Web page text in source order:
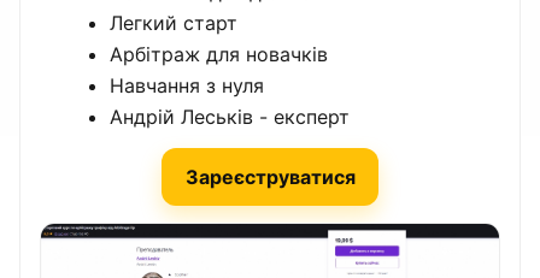
Легкий старт
Арбітраж для новачків
Навчання з нуля
Андрій Леськів - експерт
Зареєструватися